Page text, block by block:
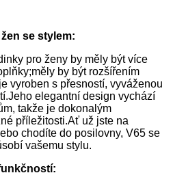
se stylem:
pro ženy by měly být více
by být rozšířením
vyroben s přesností, vyváženou
elegantní design vychází
takže je dokonalým
příležitosti.Ať už jste na
chodíte do posilovny, V65 se
vašemu stylu.